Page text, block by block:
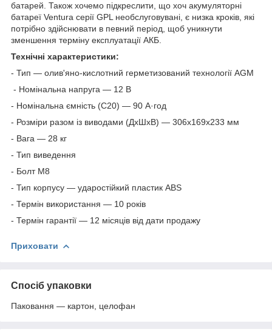
батарей. Також хочемо підкреслити, що хоч акумуляторні
батареї Ventura серії GPL необслуговувані, є низка кроків, які
потрібно здійснювати в певний період, щоб уникнути
зменшення терміну експлуатації АКБ.
Технічні характеристики:
- Тип — олив'яно-кислотний герметизований технології AGM
- Номінальна напруга — 12 В
- Номінальна ємність (С20) — 90 А·год
- Розміри разом із виводами (ДхШхВ) — 306х169х233 мм
- Вага — 28 кг
- Тип виведення
- Болт М8
- Тип корпусу — ударостійкий пластик ABS
- Термін використання — 10 років
- Термін гарантії — 12 місяців від дати продажу
Приховати
Спосіб упаковки
Паковання — картон, целофан